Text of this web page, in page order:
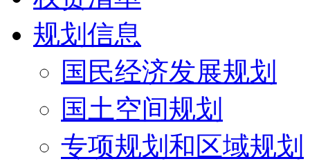
规划信息
国民经济发展规划
国土空间规划
专项规划和区域规划